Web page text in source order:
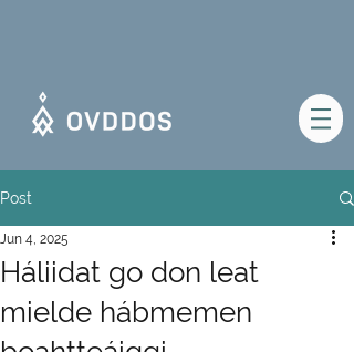
Post
Háliidat go don leat
mielde hábmemen
Jun 4, 2025